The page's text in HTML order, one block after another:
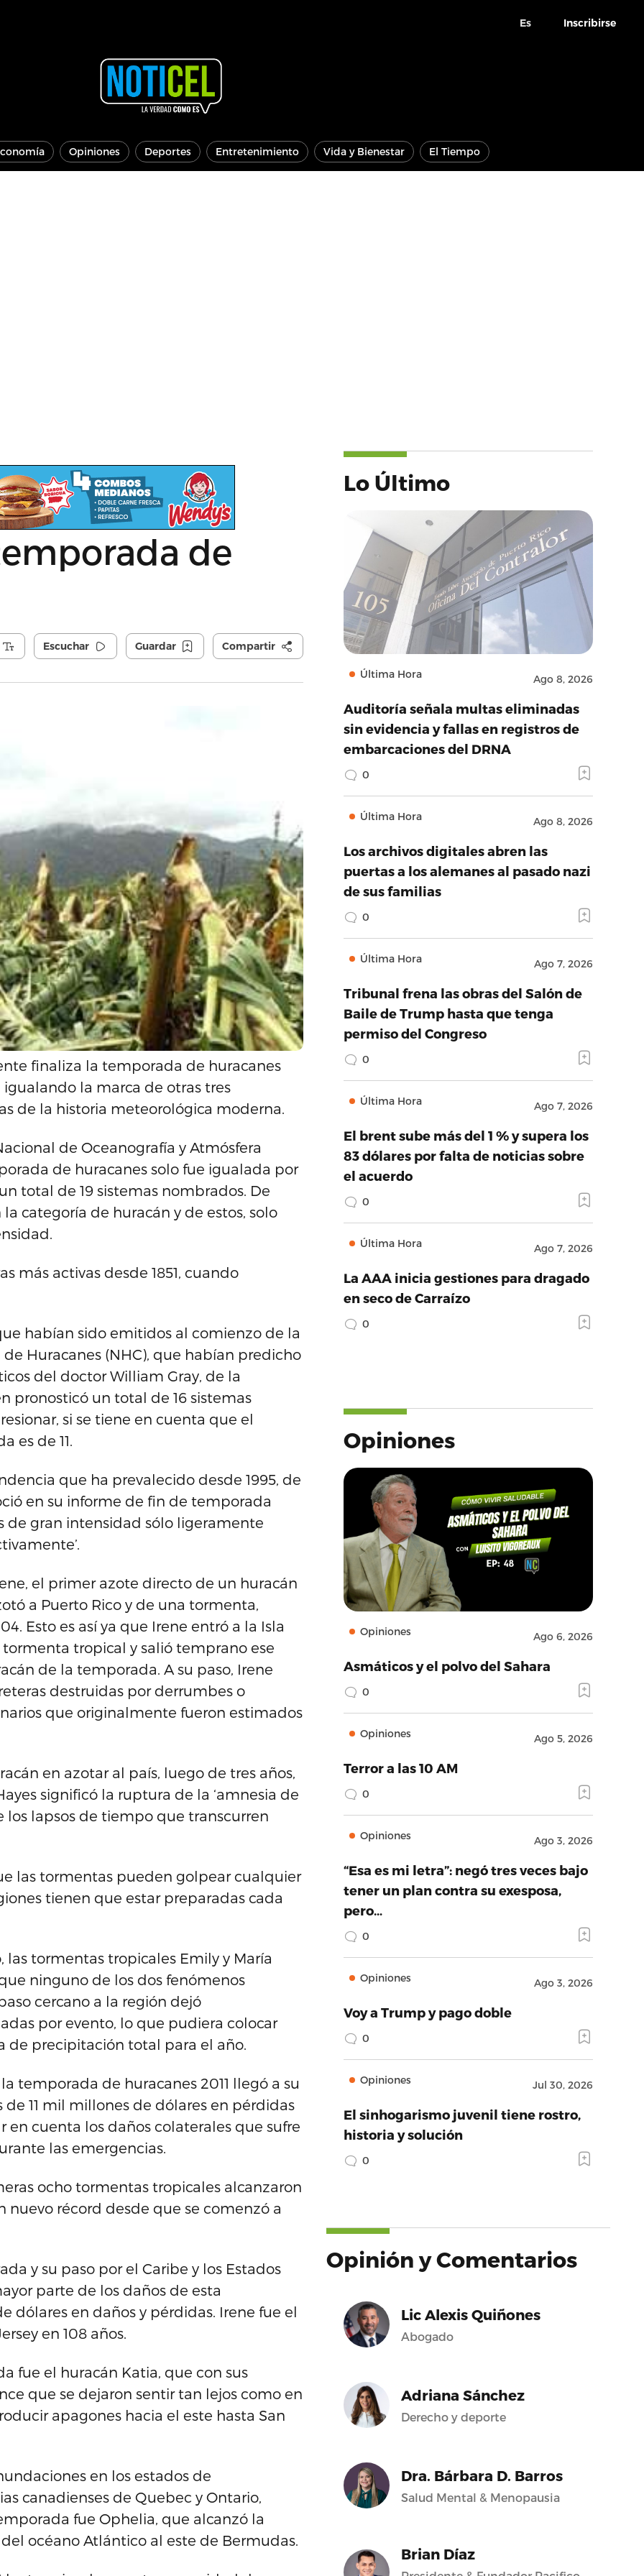
Es Inscribirse
Opiniones Deportes Entretenimiento Vida y Bienestar El Tiempo
de
Escuchar Guardar Compartir
finaliza la temporada de huracanes
la marca de otras tres
de la historia meteorológica moderna.
de Oceanografía y Atmósfera
de huracanes solo fue igualada por
total de 19 sistemas nombrados. De
categoría de huracán y de estos, solo
más activas desde 1851, cuando
habían sido emitidos al comienzo de la
Huracanes (NHC), que habían predicho
del doctor William Gray, de la
pronosticó un total de 16 sistemas
si se tiene en cuenta que el
es de 11.
que ha prevalecido desde 1995, de
en su informe de fin de temporada
de gran intensidad sólo ligeramente
el primer azote directo de un huracán
a Puerto Rico y de una tormenta,
Esto es así ya que Irene entró a la Isla
tropical y salió temprano ese
de la temporada. A su paso, Irene
destruidas por derrumbes o
que originalmente fueron estimados
en azotar al país, luego de tres años,
significó la ruptura de la ‘amnesia de
los lapsos de tiempo que transcurren
las tormentas pueden golpear cualquier
tienen que estar preparadas cada
las tormentas tropicales Emily y María
ninguno de los dos fenómenos
cercano a la región dejó
por evento, lo que pudiera colocar
de precipitación total para el año.
temporada de huracanes 2011 llegó a su
11 mil millones de dólares en pérdidas
en cuenta los daños colaterales que sufre
las emergencias.
ocho tormentas tropicales alcanzaron
récord desde que se comenzó a
y su paso por el Caribe y los Estados
parte de los daños de esta
dólares en daños y pérdidas. Irene fue el
en 108 años.
fue el huracán Katia, que con sus
que se dejaron sentir tan lejos como en
apagones hacia el este hasta San
en los estados de
canadienses de Quebec y Ontario,
fue Ophelia, que alcanzó la
océano Atlántico al este de Bermudas.
Lo Último
Última Hora Ago 8, 2026
Auditoría señala multas eliminadas
sin evidencia y fallas en registros de
embarcaciones del DRNA
0
Última Hora Ago 8, 2026
Los archivos digitales abren las
puertas a los alemanes al pasado nazi
de sus familias
0
Última Hora Ago 7, 2026
Tribunal frena las obras del Salón de
Baile de Trump hasta que tenga
permiso del Congreso
0
Última Hora Ago 7, 2026
El brent sube más del 1 % y supera los
83 dólares por falta de noticias sobre
el acuerdo
0
Última Hora Ago 7, 2026
La AAA inicia gestiones para dragado
en seco de Carraízo
0
Opiniones
Opiniones Ago 6, 2026
Asmáticos y el polvo del Sahara
0
Opiniones Ago 5, 2026
Terror a las 10 AM
0
Opiniones Ago 3, 2026
“Esa es mi letra”: negó tres veces bajo
tener un plan contra su exesposa,
pero…
0
Opiniones Ago 3, 2026
Voy a Trump y pago doble
0
Opiniones Jul 30, 2026
El sinhogarismo juvenil tiene rostro,
historia y solución
0
Opinión y Comentarios
Lic Alexis Quiñones
Abogado
Adriana Sánchez
Derecho y deporte
Dra. Bárbara D. Barros
Salud Mental & Menopausia
Brian Díaz